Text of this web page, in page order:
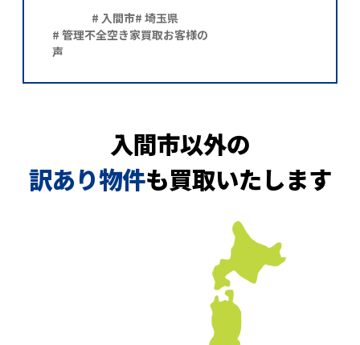
# 入間市# 埼玉県
# 管理不全空き家買取お客様の
声
入間市以外の
訳あり物件も買取いたします